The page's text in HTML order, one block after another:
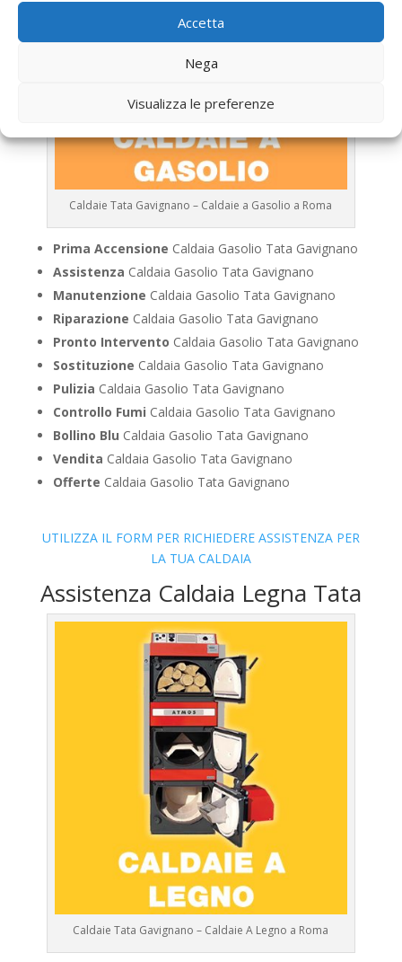
Accetta
Nega
Visualizza le preferenze
Caldaie Tata Gavignano – Caldaie a Gasolio a Roma
Prima Accensione Caldaia Gasolio Tata Gavignano
Assistenza Caldaia Gasolio Tata Gavignano
Manutenzione Caldaia Gasolio Tata Gavignano
Riparazione Caldaia Gasolio Tata Gavignano
Pronto Intervento Caldaia Gasolio Tata Gavignano
Sostituzione Caldaia Gasolio Tata Gavignano
Pulizia Caldaia Gasolio Tata Gavignano
Controllo Fumi Caldaia Gasolio Tata Gavignano
Bollino Blu Caldaia Gasolio Tata Gavignano
Vendita Caldaia Gasolio Tata Gavignano
Offerte Caldaia Gasolio Tata Gavignano
UTILIZZA IL FORM PER RICHIEDERE ASSISTENZA PER
LA TUA CALDAIA
Assistenza Caldaia Legna Tata
Caldaie Tata Gavignano – Caldaie A Legno a Roma